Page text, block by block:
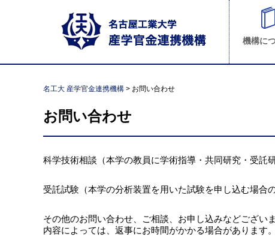
機構に
名工大 産学官金連携機構 > お問い合わせ
お問い合わせ
科学技術相談（本学の教員に学術指導・共同研究・受託
受託試験（本学の分析装置を用いた試験を申し込む場合
その他のお問い合わせ、ご相談、お申し込みなどござい
内容によっては、返事にお時間がかかる場合があります